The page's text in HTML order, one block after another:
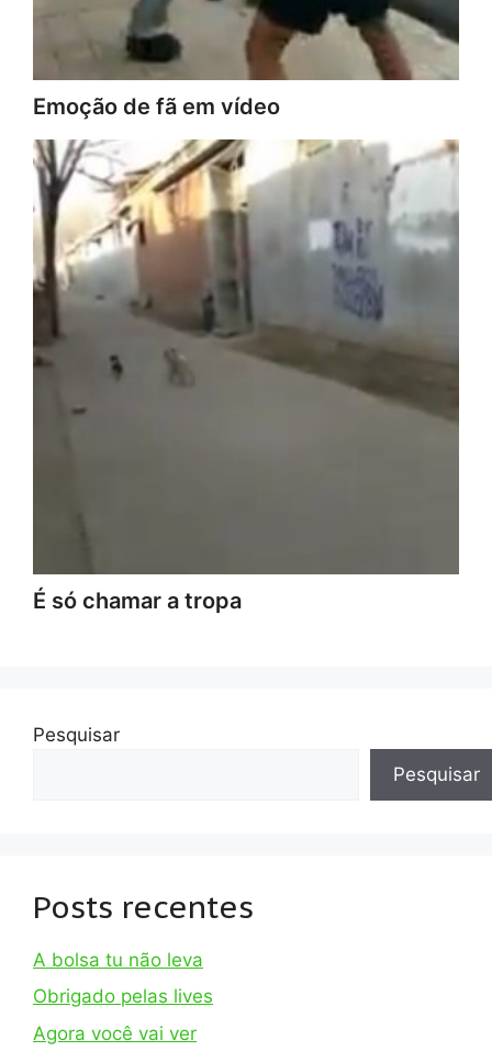
Emoção de fã em vídeo
É só chamar a tropa
Pesquisar
Pesquisar
Posts recentes
A bolsa tu não leva
Obrigado pelas lives
Agora você vai ver